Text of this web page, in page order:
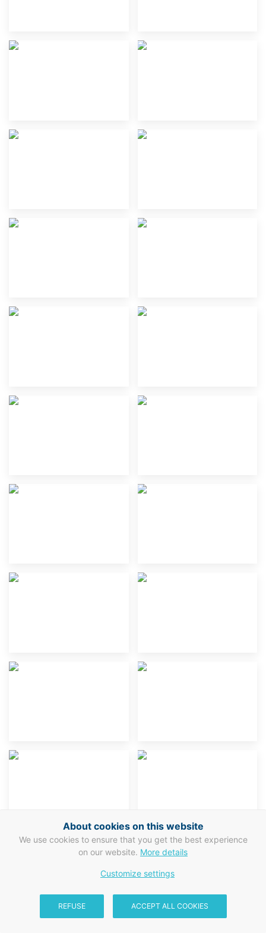
About cookies on this website
We use cookies to ensure that you get the best experience
on our website. More details
Customize settings
REFUSE ACCEPT ALL COOKIES